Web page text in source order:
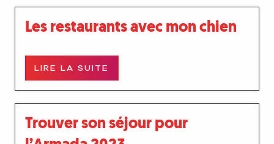
Les restaurants avec mon chien
LIRE LA SUITE
Trouver son séjour pour